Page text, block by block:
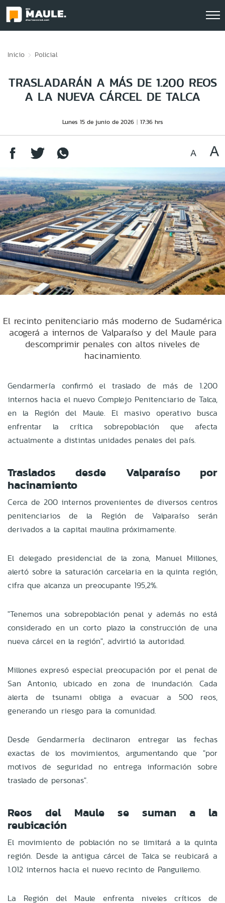
Inicio Policial
TRASLADARÁN A MÁS DE 1.200 REOS
A LA NUEVA CÁRCEL DE TALCA
Lunes 15 de junio de 2026 17:36 hrs
El recinto penitenciario más moderno de Sudamérica
acogerá a internos de Valparaíso y del Maule para
descomprimir penales con altos niveles de
hacinamiento.
Gendarmería confirmó el traslado de más de 1.200
internos hacia el nuevo Complejo Penitenciario de Talca,
en la Región del Maule. El masivo operativo busca
enfrentar la crítica sobrepoblación que afecta
actualmente a distintas unidades penales del país.
Traslados desde Valparaíso por
hacinamiento
Cerca de 200 internos provenientes de diversos centros
penitenciarios de la Región de Valparaíso serán
derivados a la capital maulina próximamente.
El delegado presidencial de la zona, Manuel Millones,
alertó sobre la saturación carcelaria en la quinta región,
cifra que alcanza un preocupante 195,2%.
"Tenemos una sobrepoblación penal y además no está
considerado en un corto plazo la construcción de una
nueva cárcel en la región", advirtió la autoridad.
Millones expresó especial preocupación por el penal de
San Antonio, ubicado en zona de inundación. Cada
alerta de tsunami obliga a evacuar a 500 reos,
generando un riesgo para la comunidad.
Desde Gendarmería declinaron entregar las fechas
exactas de los movimientos, argumentando que "por
motivos de seguridad no entrega información sobre
traslado de personas".
Reos del Maule se suman a la
reubicación
El movimiento de población no se limitará a la quinta
región. Desde la antigua cárcel de Talca se reubicará a
1.012 internos hacia el nuevo recinto de Panguilemo.
La Región del Maule enfrenta niveles críticos de